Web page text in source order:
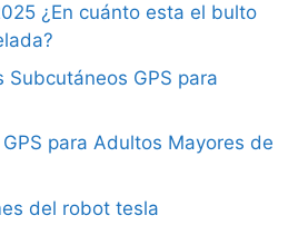
¿En cuánto esta el bulto
Subcutáneos GPS para
para Adultos Mayores de
del robot tesla